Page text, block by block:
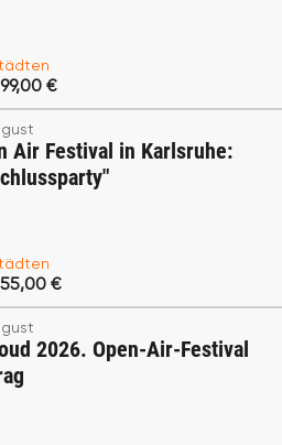
€
Air Festival in Karlsruhe:
€
2026. Open-Air-Festival